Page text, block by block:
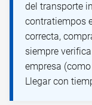
del transporte
contratiempos
correcta,
siempre
empresa
Llegar con